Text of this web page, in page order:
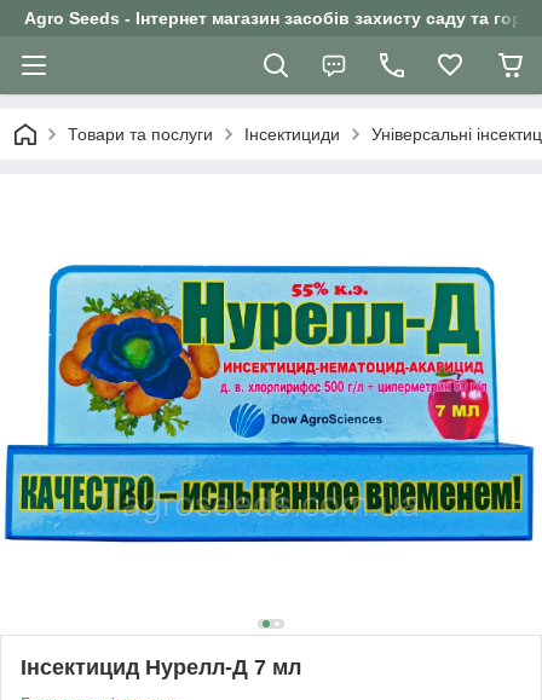
Agro Seeds - Інтернет магазин засобів захисту саду та
Товари та послуги Інсектициди Універсальні
Інсектицид Нурелл-Д 7 мл